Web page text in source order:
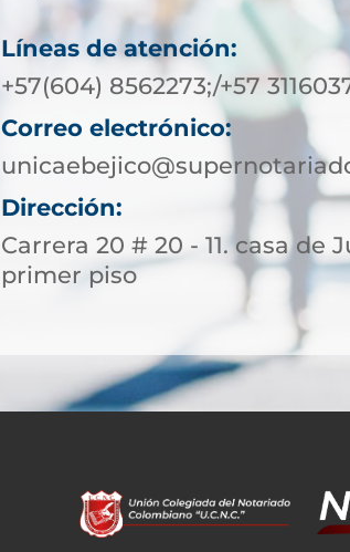
Líneas de atención:
+57(604) 8562273;/+57
Correo electrónico:
Dirección:
Carrera 20 # 20 - 11. casa de
primer piso